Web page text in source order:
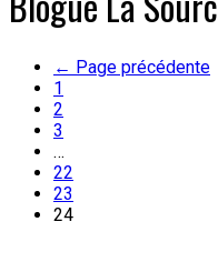
← Page précédente
1
2
3
…
22
23
24